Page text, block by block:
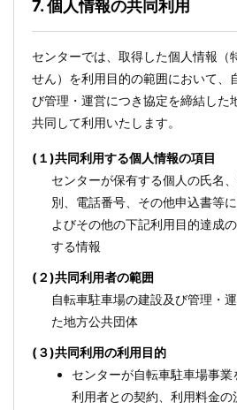
7. 個人情報の共同利用
センターでは、取得した個人情報（
せん）を利用目的の範囲において、
び管理・運営につき協定を締結した
共同して利用いたします。
(１)共同利用する個人情報の項目
センターが保有する個人の氏名
別、電話番号、その他申込書等
よびその他の下記利用目的達成
する情報
(２)共同利用者の範囲
自転車駐車場の建設及び管理・
た地方公共団体
(３)共同利用の利用目的
センターが自転車駐車場事業
利用者との契約、利用料金の